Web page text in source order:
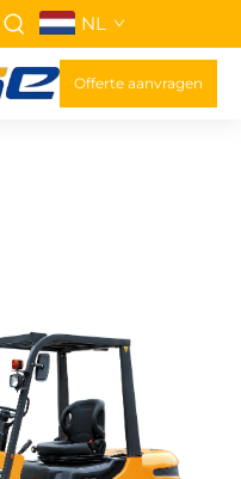
NL
Offerte aanvragen